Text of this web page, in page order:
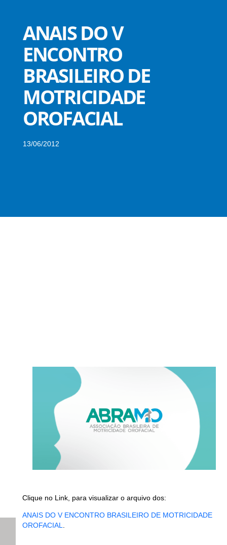
ANAIS DO V
ENCONTRO
BRASILEIRO DE
MOTRICIDADE
OROFACIAL
13/06/2012
Clique no Link, para visualizar o arquivo dos:
ANAIS DO V ENCONTRO BRASILEIRO DE MOTRICIDADE
OROFACIAL